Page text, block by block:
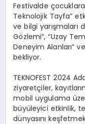
Festivalde
Teknolojik Tayfa”
ve bilgi yarışmaları
Gözlemi”, “Uzay
Deneyim Alanları”
bekliyor.
TEKNOFEST 2024
ziyaretçiler,
mobil uygulama
büyüleyici etkinlik,
dünyasını